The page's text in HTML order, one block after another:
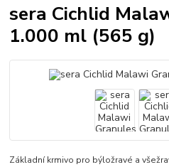
sera Cichlid
1.000 ml (565 g)
Základní krmivo pro býložravé a